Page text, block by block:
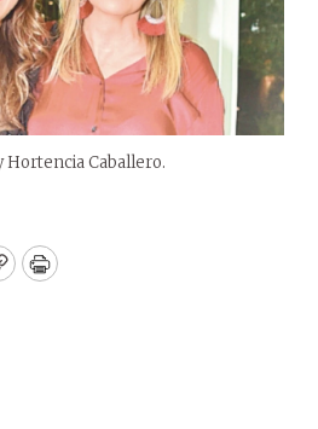
Hortencia Caballero.
Print